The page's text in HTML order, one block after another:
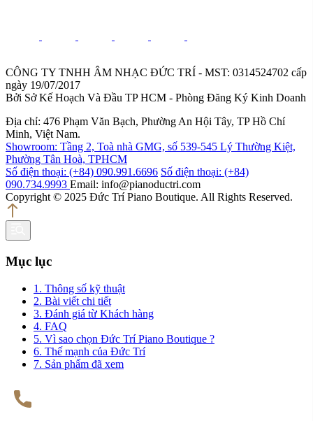
CÔNG TY TNHH ÂM NHẠC ĐỨC TRÍ - MST: 0314524702 cấp
ngày 19/07/2017
Bởi Sở Kế Hoạch Và Đầu TP HCM - Phòng Đăng Ký Kinh Doanh
Địa chỉ: 476 Phạm Văn Bạch, Phường An Hội Tây, TP Hồ Chí
Minh, Việt Nam.
Showroom: Tầng 2, Toà nhà GMG, số 539-545 Lý Thường Kiệt,
Phường Tân Hoà, TPHCM
Số điện thoại: (+84) 090.991.6696 Số điện thoại: (+84)
090.734.9993 Email: info@pianoductri.com
Copyright © 2025 Đức Trí Piano Boutique. All Rights Reserved.
Mục lục
1. Thông số kỹ thuật
2. Bài viết chi tiết
3. Đánh giá từ Khách hàng
4. FAQ
5. Vì sao chọn Đức Trí Piano Boutique ?
6. Thế mạnh của Đức Trí
7. Sản phẩm đã xem